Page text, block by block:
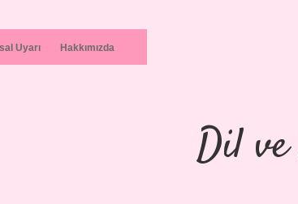
Uyarı Hakkımızda
Dil ve